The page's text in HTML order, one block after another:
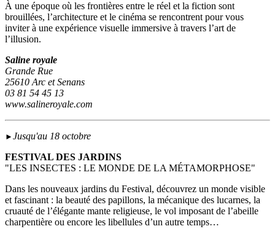
À une époque où les frontières entre le réel et la fiction sont
brouillées, l’architecture et le cinéma se rencontrent pour vous
inviter à une expérience visuelle immersive à travers l’art de
l’illusion.
Saline royale
Grande Rue
25610 Arc et Senans
03 81 54 45 13
www.salineroyale.com
► Jusqu'au 18 octobre
FESTIVAL DES JARDINS
"LES INSECTES : LE MONDE DE LA MÉTAMORPHOSE"
Dans les nouveaux jardins du Festival, découvrez un monde visible
et fascinant : la beauté des papillons, la mécanique des lucarnes, la
cruauté de l’élégante mante religieuse, le vol imposant de l’abeille
charpentière ou encore les libellules d’un autre temps…